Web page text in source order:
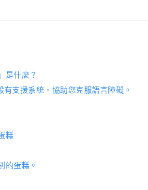
是什麼？
支援系統，協助您克服語言障礙。
糕
的蛋糕。